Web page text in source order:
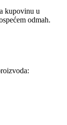
kupovinu u
odmah.